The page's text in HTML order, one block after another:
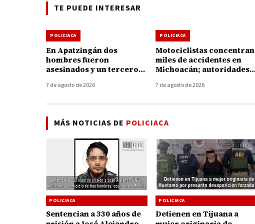
TE PUEDE INTERESAR
POLICIACA
En Apatzingán dos
hombres fueron
asesinados y un tercero
durante la agresión
7 de agosto de 2026
POLICIACA
Motociclistas concentran
miles de accidentes en
Michoacán; autoridades
prevención
7 de agosto de 2026
MÁS NOTICIAS DE POLICIACA
POLICIACA
Sentencian a 330 años de
POLICIACA
Detienen en Tijuana a